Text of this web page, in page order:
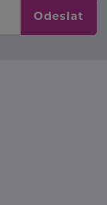
Odeslat